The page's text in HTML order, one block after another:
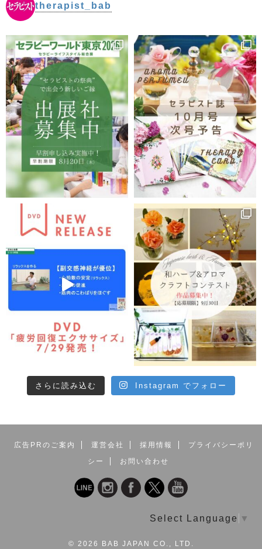
therapist_bab
さらに読み込む Instagram でフォロー
広告PRのご案内 運営会社 採用情報
プライバシーポリ
シー
お問い合わせ
Select Language ▼
© 2026 BAB JAPAN CO., LTD.